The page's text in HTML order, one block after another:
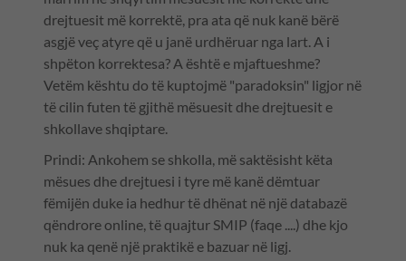
drejtuesit më korrektë, pra ata që nuk kanë bërë
asgjë veç atyre që u janë urdhëruar nga lart. A i
shpëton korrektesa? A është e mjaftueshme?
Vetëm kështu do të kuptojmë "paradoksin" ligjor në
të cilin futen të gjithë mësuesit dhe drejtuesit e
shkollave shqiptare.
Prindi: Ankohem se shkolla, më saktësisht këta
mësues dhe drejtuesi i tyre më kanë dëmtuar
fëmijën duke ia hedhur të dhënat në një databazë
qëndrore online, të quajtur SMIP (faqe ....) dhe kjo
nuk ka qenë një praktikë e bazuar në ligj.